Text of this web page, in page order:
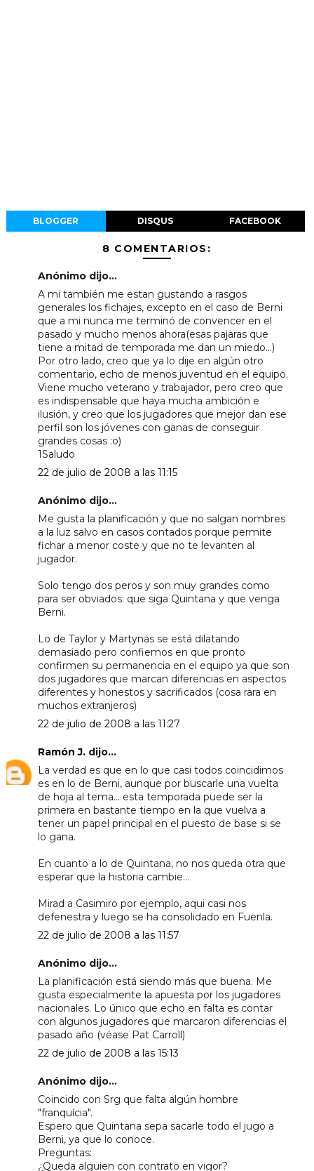
BLOGGER DISQUS FACEBOOK
8 COMENTARIOS:
Anónimo dijo...
A mi también me estan gustando a rasgos
generales los fichajes, excepto en el caso de Berni
que a mi nunca me terminó de convencer en el
pasado y mucho menos ahora(esas pajaras que
tiene a mitad de temporada me dan un miedo...)
Por otro lado, creo que ya lo dije en algún otro
comentario, echo de menos juventud en el equipo.
Viene mucho veterano y trabajador, pero creo que
es indispensable que haya mucha ambición e
ilusión, y creo que los jugadores que mejor dan ese
perfil son los jóvenes con ganas de conseguir
grandes cosas :o)
1Saludo
22 de julio de 2008 a las 11:15
Anónimo dijo...
Me gusta la planificación y que no salgan nombres
a la luz salvo en casos contados porque permite
fichar a menor coste y que no te levanten al
jugador.
Solo tengo dos peros y son muy grandes como
para ser obviados: que siga Quintana y que venga
Berni.
Lo de Taylor y Martynas se está dilatando
demasiado pero confiemos en que pronto
confirmen su permanencia en el equipo ya que son
dos jugadores que marcan diferencias en aspectos
diferentes y honestos y sacrificados (cosa rara en
muchos extranjeros)
22 de julio de 2008 a las 11:27
Ramón J.dijo...
La verdad es que en lo que casi todos coincidimos
es en lo de Berni, aunque por buscarle una vuelta
de hoja al tema... esta temporada puede ser la
primera en bastante tiempo en la que vuelva a
tener un papel principal en el puesto de base si se
lo gana.
En cuanto a lo de Quintana, no nos queda otra que
esperar que la historia cambie...
Mirad a Casimiro por ejemplo, aqui casi nos
defenestra y luego se ha consolidado en Fuenla.
22 de julio de 2008 a las 11:57
Anónimo dijo...
La planificación está siendo más que buena. Me
gusta especialmente la apuesta por los jugadores
nacionales. Lo único que echo en falta es contar
con algunos jugadores que marcaron diferencias el
pasado año (véase Pat Carroll)
22 de julio de 2008 a las 15:13
Anónimo dijo...
Coincido con Srg que falta algún hombre
"franquícia".
Espero que Quintana sepa sacarle todo el jugo a
Berni, ya que lo conoce.
Preguntas:
¿Queda alguien con contrato en vigor?